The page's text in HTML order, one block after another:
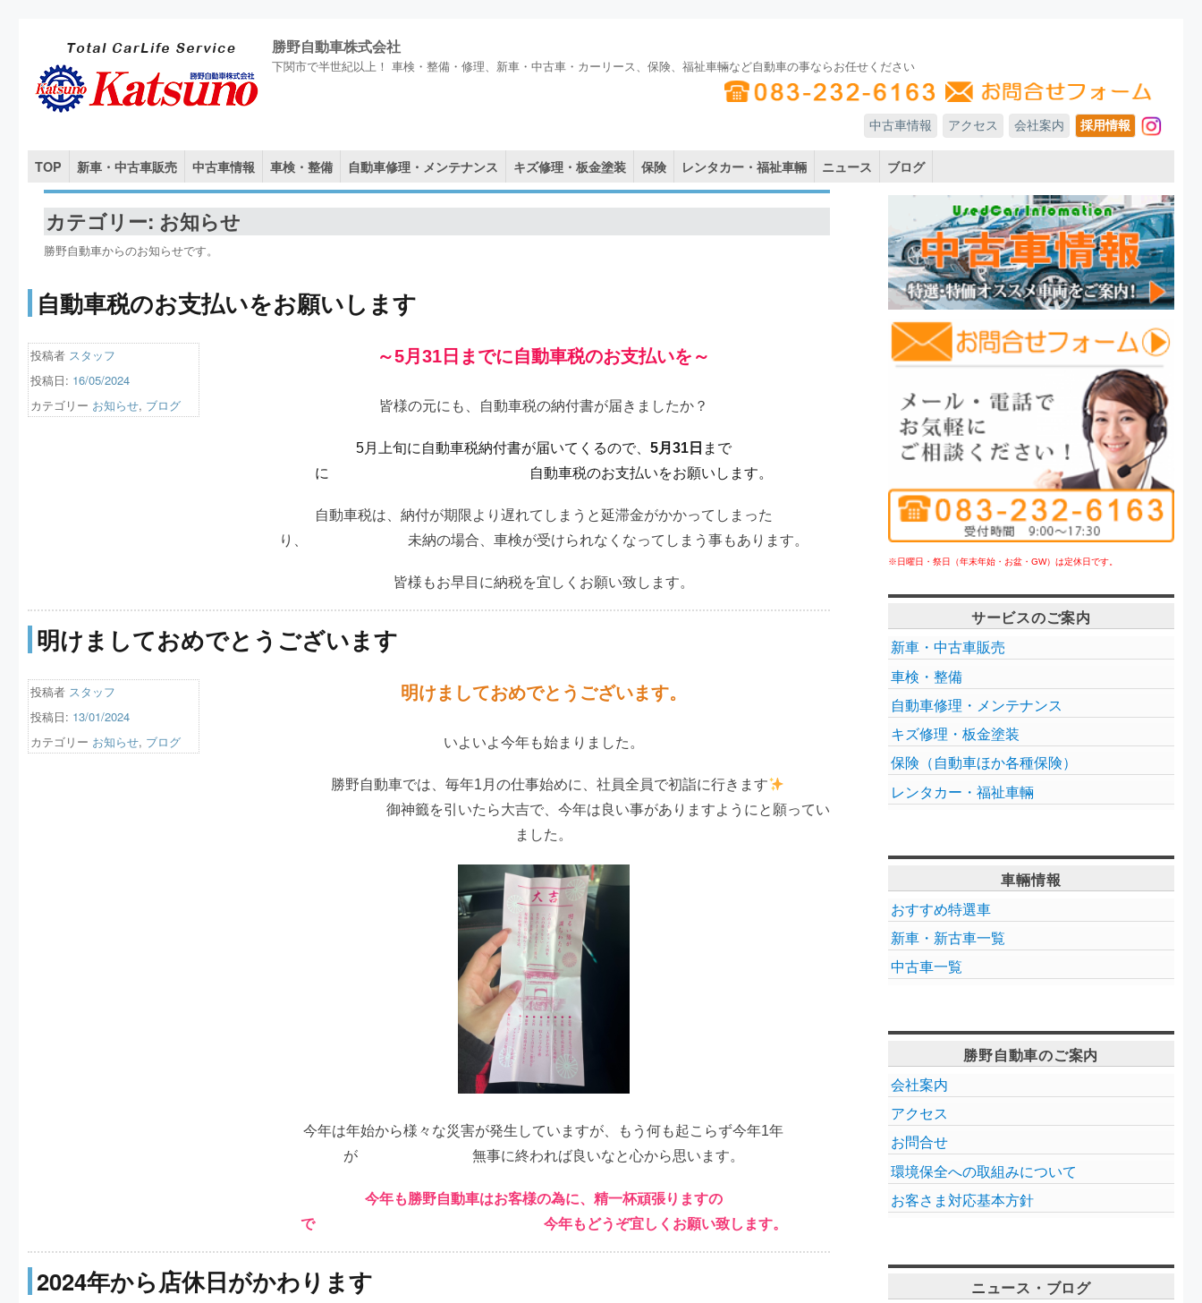
勝野自動車株式会社
下関市で半世紀以上！ 車検・整備・修理、新車・中古車・カーリース、保険、福祉車輛など自動車の事ならお任せください
中古車情報 アクセス 会社案内 採用情報 In
TOP 新車・中古車販売 中古車情報 車検・整備 自動車修理・メンテナンス キズ修理・板金塗装 保険 レンタカー・福祉車輛 ニュース ブログ
カテゴリー: お知らせ
勝野自動車からのお知らせです。
自動車税のお支払いをお願いします
～5月31日までに自動車税のお支払いを～
皆様の元にも、自動車税の納付書が届きましたか？
5月上旬に自動車税納付書が届いてくるので、 5月31日 まで
に 自動車税のお支払いをお願いします。
自動車税は、納付が期限より遅れてしまうと延滞金がかかってしまった
り、 未納の場合、車検が受けられなくなってしまう事もあります。
皆様もお早目に納税を宜しくお願い致します。
投稿者 スタッフ
投稿日: 16/05/2024
カテゴリー お知らせ, ブログ
明けましておめでとうございます
明けましておめでとうございます。
いよいよ今年も始まりました。
勝野自動車では、毎年1月の仕事始めに、社員全員で初詣に行きます
御神籤を引いたら大吉で、今年は良い事がありますようにと願ってい
ました。
今年は年始から様々な災害が発生していますが、もう何も起こらず今年1年
が 無事に終われば良いなと心から思います。
今年も勝野自動車はお客様の為に、精一杯頑張りますの
で 今年もどうぞ宜しくお願い致します。
投稿者 スタッフ
投稿日: 13/01/2024
カテゴリー お知らせ, ブログ
2024年から店休日がかわります
※日曜日・祭日（年末年始・お盆・GW）は定休日です。
サービスのご案内
新車・中古車販売
車検・整備
自動車修理・メンテナンス
キズ修理・板金塗装
保険（自動車ほか各種保険）
レンタカー・福祉車輛
車輛情報
おすすめ特選車
新車・新古車一覧
中古車一覧
勝野自動車のご案内
会社案内
アクセス
お問合せ
環境保全への取組みについて
お客さま対応基本方針
ニュース・ブログ